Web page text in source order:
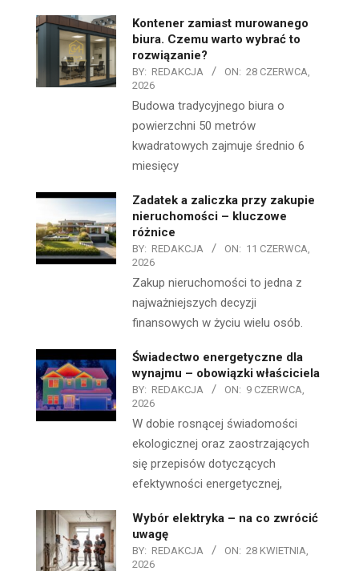
Kontener zamiast murowanego
biura. Czemu warto wybrać to
rozwiązanie?
BY: REDAKCJA ON: 28 CZERWCA,
2026
Budowa tradycyjnego biura o
powierzchni 50 metrów
kwadratowych zajmuje średnio 6
miesięcy
Zadatek a zaliczka przy zakupie
nieruchomości – kluczowe
różnice
BY: REDAKCJA ON: 11 CZERWCA,
2026
Zakup nieruchomości to jedna z
najważniejszych decyzji
finansowych w życiu wielu osób.
Świadectwo energetyczne dla
wynajmu – obowiązki właściciela
BY: REDAKCJA ON: 9 CZERWCA,
2026
W dobie rosnącej świadomości
ekologicznej oraz zaostrzających
się przepisów dotyczących
efektywności energetycznej,
Wybór elektryka – na co zwrócić
uwagę
BY: REDAKCJA ON: 28 KWIETNIA,
2026